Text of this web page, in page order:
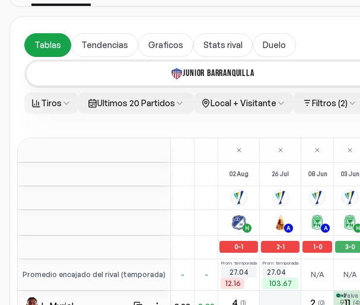
Tablas Tendencias Graficos Stats rival Duelo
JUNIOR BARRANQUILLA
Tiros Ultimos 20 Partidos Local + Visitante Filtros (2)
02 Aug 26 Jul 08 Jun 03 Jun
H A A H
0-1 2-1 1-0 3-0
Promedio encajado del rival (temporada) - -
Prom. temporada
27.04
12.16
Prom. temporada
27.04
103.67
N/A N/A
4 (1) 2 (0)
⚽×2Paiva
911 (4)